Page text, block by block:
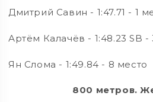
Дмитрий Савин - 1:47.71 - 1
Артём Калачёв - 1:48.23 SB -
Ян Слома - 1:49.84 - 8 место
800 метров.